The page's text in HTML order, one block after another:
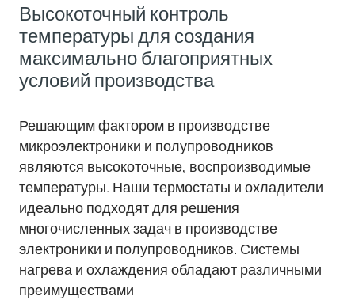
Высокоточный контроль
температуры для создания
максимально благоприятных
условий производства
Решающим фактором в производстве
микроэлектроники и полупроводников
являются высокоточные, воспроизводимые
температуры. Наши термостаты и охладители
идеально подходят для решения
многочисленных задач в производстве
электроники и полупроводников. Системы
нагрева и охлаждения обладают различными
преимуществами